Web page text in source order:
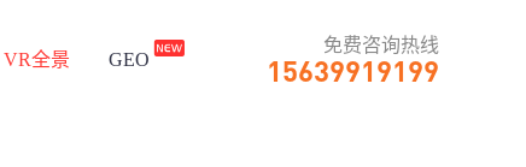
VR全景 GEO
免费咨询热线
15639919199